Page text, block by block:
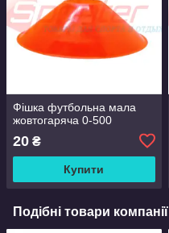
Фішка футбольна мала
жовтогаряча 0-500
20 ₴
Купити
Подібні товари компанії